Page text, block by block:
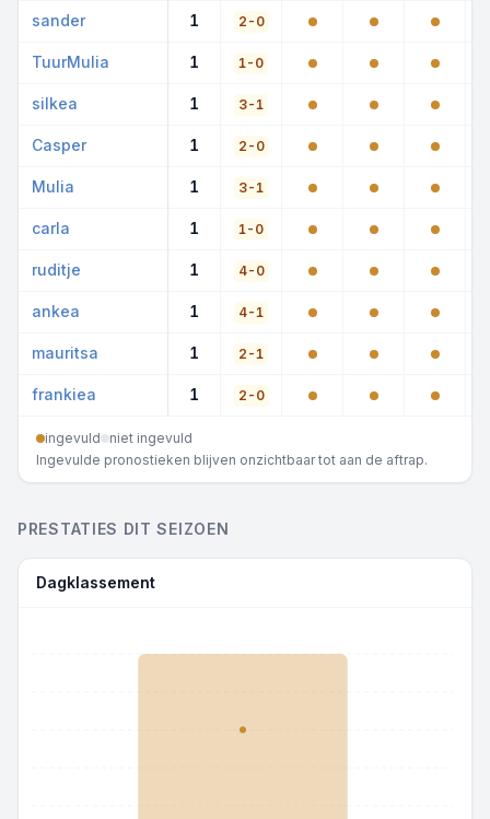
sander 1 2-0
TuurMulia 1 1-0
silkea 1 3-1
Casper 1 2-0
Mulia 1 3-1
carla 1 1-0
ruditje 1 4-0
ankea 1 4-1
mauritsa 1 2-1
frankiea 1 2-0
ingevuld
niet ingevuld
Ingevulde pronostieken blijven onzichtbaar tot aan de aftrap.
PRESTATIES DIT SEIZOEN
Dagklassement